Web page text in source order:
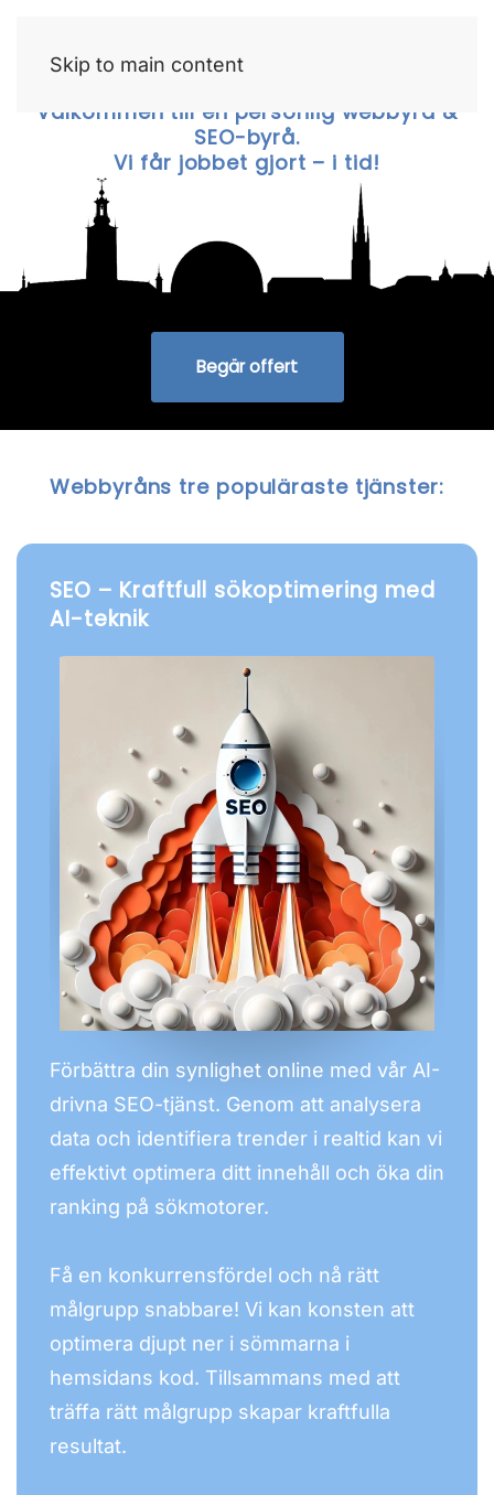
Skip to main content
Välkommen till en personlig webbyrå &
SEO-byrå.
Vi får jobbet gjort – i tid!
Begär offert
Webbyråns tre populäraste tjänster:
SEO – Kraftfull sökoptimering med
AI-teknik
Förbättra din synlighet online med vår AI-
drivna SEO-tjänst. Genom att analysera
data och identifiera trender i realtid kan vi
effektivt optimera ditt innehåll och öka din
ranking på sökmotorer.
Få en konkurrensfördel och nå rätt
målgrupp snabbare! Vi kan konsten att
optimera djupt ner i sömmarna i
hemsidans kod. Tillsammans med att
träffa rätt målgrupp skapar kraftfulla
resultat.